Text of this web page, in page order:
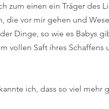
zum einen ein Träger des
die vor mir gehen und
Dinge, so wie es Babys
vollen Saft ihres Schaffens
ich, dass so viel mehr